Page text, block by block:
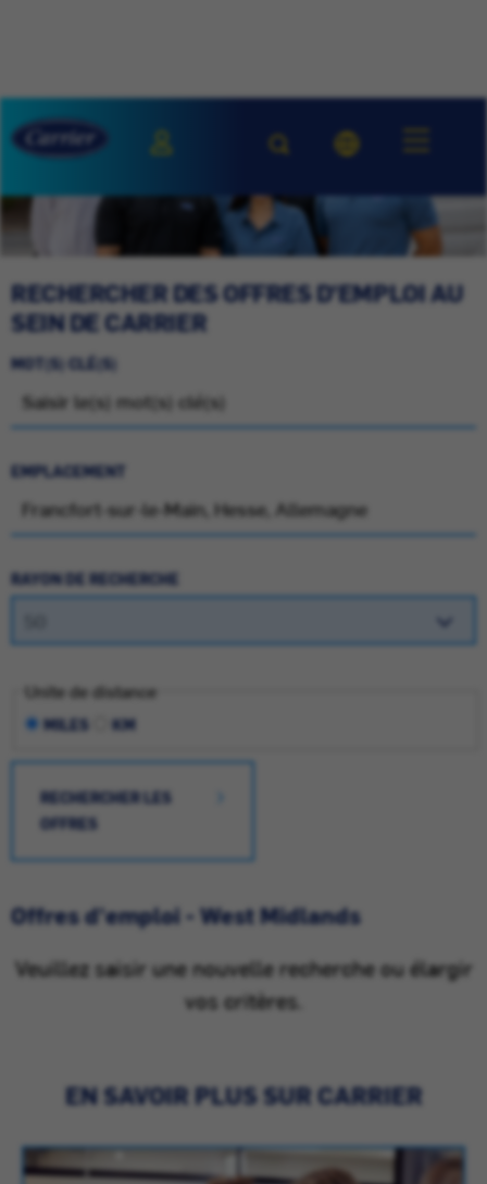
RECHERCHER DES OFFRES D'EMPLOI AU
SEIN DE CARRIER
MOT(S) CLÉ(S)
EMPLACEMENT
RAYON DE RECHERCHE
Unite de distance
MILES KM
RECHERCHER LES
OFFRES
Offres d'emploi - West Midlands
Veuillez saisir une nouvelle recherche ou élargir
vos critères.
EN SAVOIR PLUS SUR CARRIER